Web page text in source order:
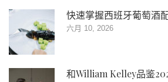
快速掌握西班牙葡萄酒
六月 10, 2026
和William Kelley品鉴